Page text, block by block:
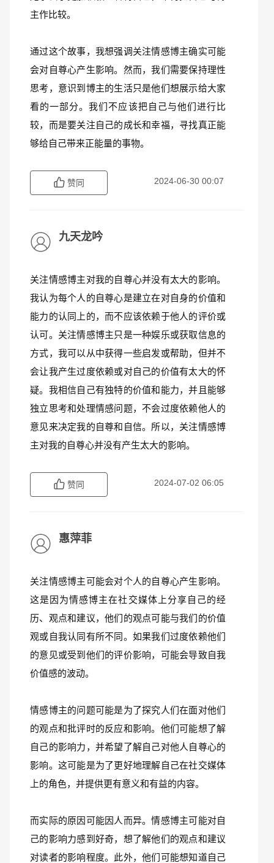
主作比较。
通过这个故事，我想强调关注情感博主确实可能
会对自尊心产生影响。然而，我们需要保持理性
思考，意识到博主的生活只是他们想展示给大家
看的一部分。我们不应该把自己与他们进行比
较，而是要关注自己的成长和幸福，寻找真正能
够给自己带来正能量的事物。
赞同 2024-06-30 00:07
九天龙吟
关注情感博主对我的自尊心并没有太大的影响。
我认为每个人的自尊心是建立在对自身的价值和
能力的认同上的，而不应该依赖于他人的评价或
认可。关注情感博主只是一种娱乐或获取信息的
方式，我可以从中获得一些启发或帮助，但并不
会让我产生过度依赖或对自己的价值有太大的怀
疑。我相信自己有独特的价值和能力，并且能够
独立思考和处理情感问题，不会过度依赖他人的
意见来决定我的自尊和自信。所以，关注情感博
主对我的自尊心并没有产生太大的影响。
赞同 2024-07-02 06:05
惠萍菲
关注情感博主可能会对个人的自尊心产生影响。
这是因为情感博主在社交媒体上分享自己的经
历、观点和建议，他们的观点可能与我们的价值
观或自我认同有所不同。如果我们过度依赖他们
的意见或受到他们的评价影响，可能会导致自我
价值感的波动。
情感博主的问题可能是为了探究人们在面对他们
的观点和批评时的反应和影响。他们可能想了解
自己的影响力，并希望了解自己对他人自尊心的
影响。这可能是为了更好地理解自己在社交媒体
上的角色，并提供更有意义和有益的内容。
而实际的原因可能因人而异。情感博主可能对自
己的影响力感到好奇，想了解他们的观点和建议
对读者的影响程度。此外，他们可能想知道自己